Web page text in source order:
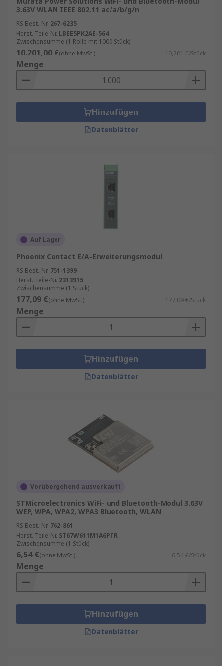
3.63V WLAN IEEE 802.11 ac/a/b/g/n
RS Best.-Nr. 267-6235
Herst. Teile-Nr. LBEE5PK2AE-564
Zwischensumme (1 Rolle mit 1000 Stück)
10.201,00 €(ohne MwSt.) 10,201 €/Stück
Menge
Hinzufügen
Datenblätter
Auf Lager
Phoenix Contact E/A-Erweiterungsmodul
RS Best.-Nr. 751-1399
Herst. Teile-Nr. 2313915
Zwischensumme (1 Stück)
177,09 €(ohne MwSt.) 177,09 €/Stück
Menge
Hinzufügen
Datenblätter
Vorübergehend ausverkauft
STMicroelectronics WiFi- und Bluetooth-Modul 3.63V
WEP, WPA, WPA2, WPA3 Bluetooth, WLAN
RS Best.-Nr. 762-861
Herst. Teile-Nr. ST67W611M1A6PTR
Zwischensumme (1 Stück)
6,54 €(ohne MwSt.) 6,54 €/Stück
Menge
Hinzufügen
Datenblätter